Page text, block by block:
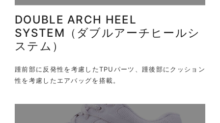
DOUBLE ARCH HEEL
SYSTEM（ダブルアーチヒールシ
ステム）
踵前部に反発性を考慮したTPUパーツ、踵後部にクッション
性を考慮したエアバッグを搭載。